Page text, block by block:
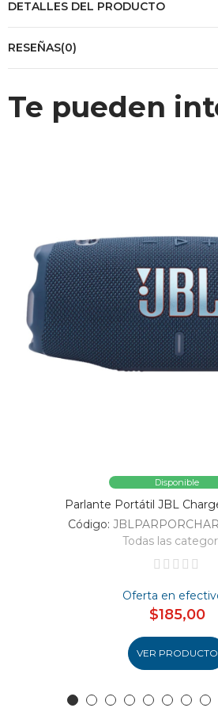
DETALLES DEL PRODUCTO
RESEÑAS(0)
Te pueden
Disponible
Parlante Portátil JBL
Código:
Todas las
Oferta en
$185,00
VER PRODUCTO